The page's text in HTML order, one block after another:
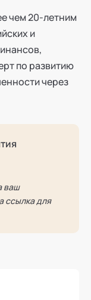
чем 20-летним
и
по развитию
через
ваш
ссылка для